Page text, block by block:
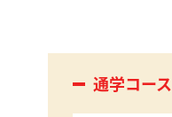
通学コース